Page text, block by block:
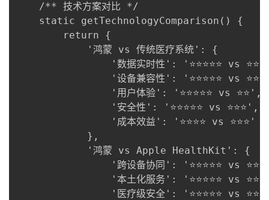
    /** 技术方案对比 */
    static getTechnologyComparison() {
        return {
            '鸿蒙 vs 传统医疗系统': {
'数据实时性': '⭐⭐⭐⭐⭐ vs
'设备兼容性': '⭐⭐⭐⭐⭐ vs
                '用户体验': '⭐⭐⭐⭐⭐ vs ⭐⭐',
                '安全性': '⭐⭐⭐⭐⭐ vs ⭐⭐⭐',
                '成本效益': '⭐⭐⭐⭐ vs ⭐⭐⭐'
            },
            '鸿蒙 vs Apple HealthKit': {
'跨设备协同': '⭐⭐⭐⭐⭐ vs
'本土化服务': '⭐⭐⭐⭐⭐ vs
'医疗级安全': '⭐⭐⭐⭐⭐ vs